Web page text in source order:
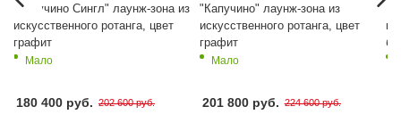
"Капучино Cингл" лаунж-зона из
искусственного ротанга, цвет
графит
Мало
180 400 руб. 202 600 руб.
"Капучино" лаунж-зона из
искусственного ротанга, цвет
графит
Мало
201 800 руб. 224 600 руб.